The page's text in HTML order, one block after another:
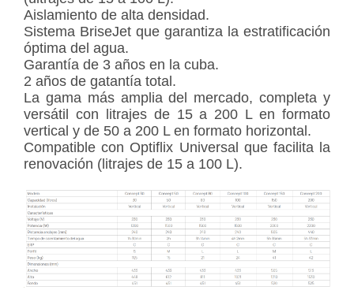
Aislamiento de alta densidad.
Sistema BriseJet que garantiza la estratificación
óptima del agua.
Garantía de 3 años en la cuba.
2 años de gatantía total.
La gama más amplia del mercado, completa y
versátil con litrajes de 15 a 200 L en formato
vertical y de 50 a 200 L en formato horizontal.
Compatible con Optiflix Universal que facilita la
renovación (litrajes de 15 a 100 L).